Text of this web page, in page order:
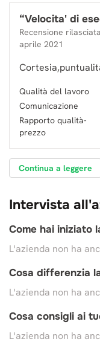
“Velocita' di
Recensione
aprile 2021
Qualità del lavoro
Comunicazione
Rapporto qualità-
prezzo
Continua a leggere
Intervista
Come hai iniziato
L'azienda non ha
Cosa differenzia
L'azienda non ha
Cosa consigli ai
L'azienda non ha